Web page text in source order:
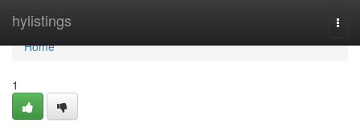
hylistings
Home
Home
1